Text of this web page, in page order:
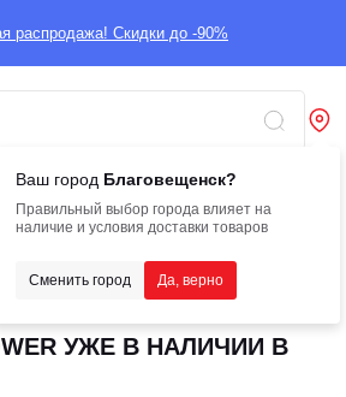
распродажа! Скидки до -90%
Ваш город Благовещенск?
Правильный выбор города влияет на
наличие и условия доставки товаров
Сменить город Да, верно
/БИГНОВОСТИ
ISUZU MAXXPOWER УЖЕ В НАЛИЧИИ В
УЖЕ В НАЛИЧИИ В